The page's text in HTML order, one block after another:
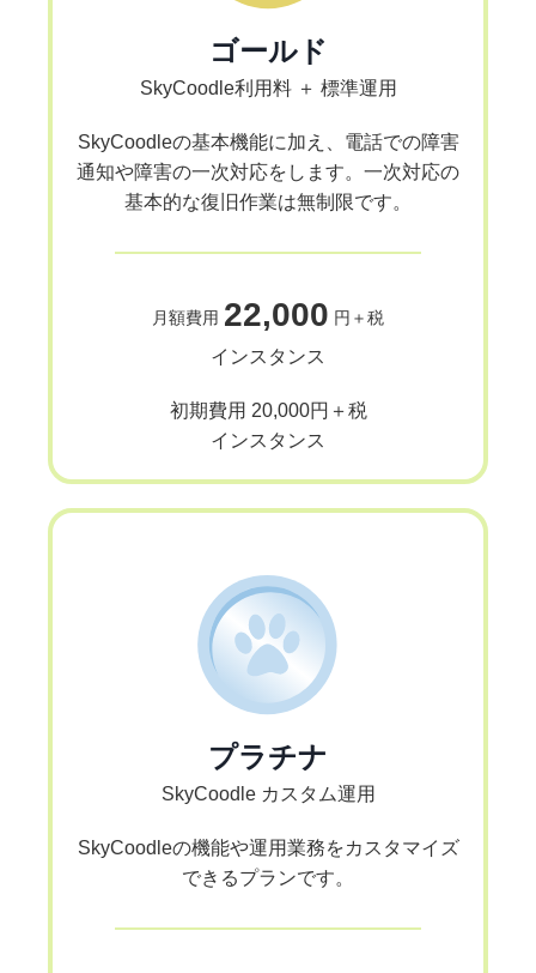
ゴールド
SkyCoodle利用料 ＋ 標準運用
SkyCoodleの基本機能に加え、電話での障害
通知や障害の一次対応をします。一次対応の
基本的な復旧作業は無制限です。
月額費用 22,000 円＋税
インスタンス
初期費用 20,000円＋税
インスタンス
プラチナ
SkyCoodle カスタム運用
SkyCoodleの機能や運用業務をカスタマイズ
できるプランです。